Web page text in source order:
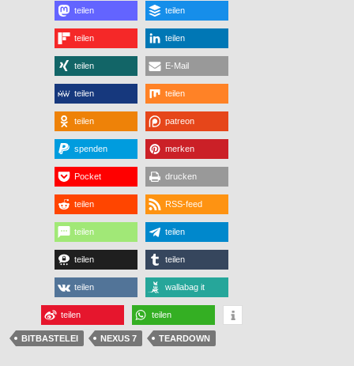
teilen teilen
teilen teilen
teilen E-Mail
teilen teilen
teilen patreon
spenden merken
Pocket drucken
teilen RSS-feed
teilen teilen
teilen teilen
teilen wallabag it
teilen teilen
BITBASTELEI NEXUS 7 TEARDOWN